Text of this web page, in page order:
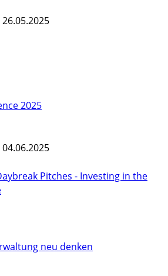
2025
Pitches - Investing in the
neu denken